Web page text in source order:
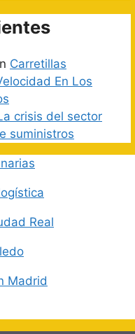
Carretillas
En Los
crisis del sector
suministros
Real
Madrid